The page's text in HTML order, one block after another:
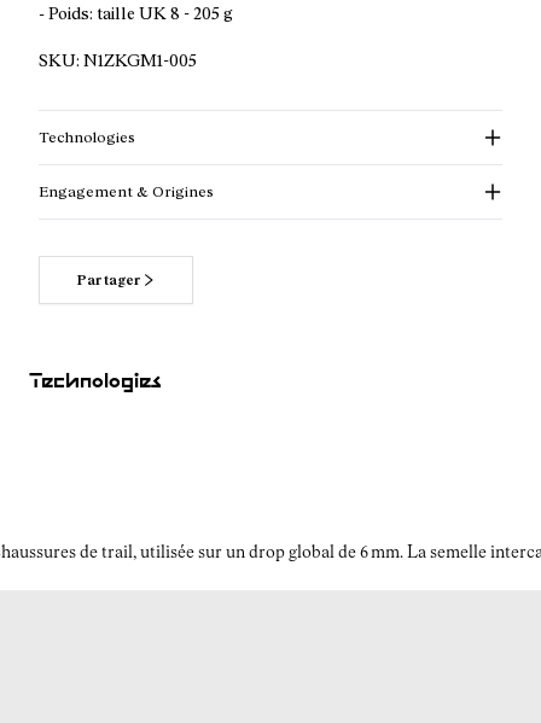
- Poids: taille UK 8 - 205 g
SKU: N1ZKGM1-005
Technologies
Engagement & Origines
Partager
Technologies
de trail, utilisée sur un drop global de 6 mm. La semelle